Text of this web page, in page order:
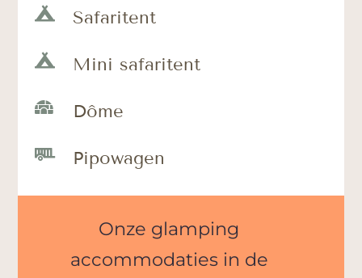
 Safaritent
 Mini safaritent
 Dôme
 Pipowagen
Onze glamping
accommodaties in de